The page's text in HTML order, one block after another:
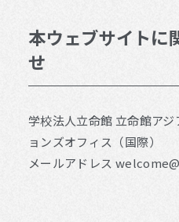
本ウェブサイトに
せ
学校法人立命館 立命館ア
ョンズオフィス（国際）
メールアドレス